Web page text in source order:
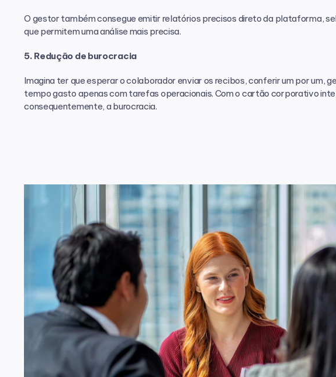
O gestor também consegue emitir relatórios precisos direto da plataforma,
que permitem uma análise mais precisa.
5. Redução de burocracia
Imagina ter que esperar o colaborador enviar os recibos, conferir um por um,
tempo gasto apenas com tarefas operacionais. Com o cartão corporativo
consequentemente, a burocracia.